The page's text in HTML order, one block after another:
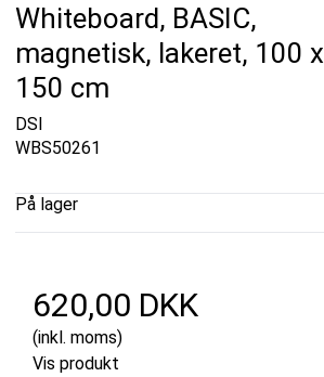
Whiteboard, BASIC,
magnetisk, lakeret, 100 x
150 cm
DSI
WBS50261
På lager
620,00 DKK
(inkl. moms)
Vis produkt